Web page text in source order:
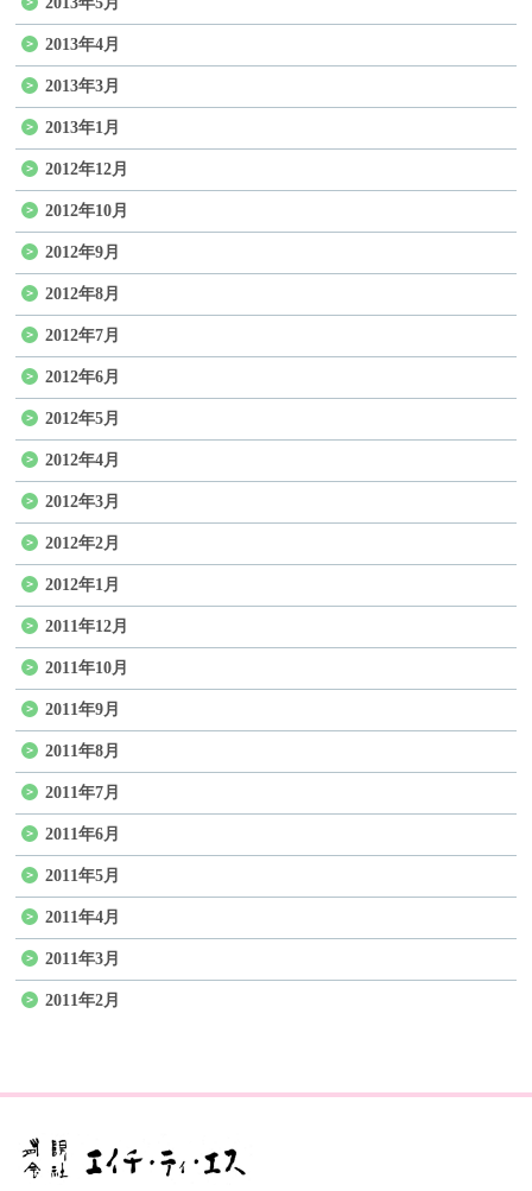
2013年4月
2013年3月
2013年1月
2012年12月
2012年10月
2012年9月
2012年8月
2012年7月
2012年6月
2012年5月
2012年4月
2012年3月
2012年2月
2012年1月
2011年12月
2011年10月
2011年9月
2011年8月
2011年7月
2011年6月
2011年5月
2011年4月
2011年3月
2011年2月